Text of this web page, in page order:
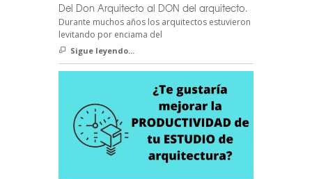
Del Don Arquitecto al DON del arquitecto.
Durante muchos años los arquitectos estuvieron
levitando por enciama del
Sigue leyendo...